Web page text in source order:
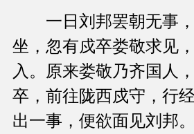
一日刘邦罢朝无事，
坐，忽有戍卒娄敬求见
入。原来娄敬乃齐国人
卒，前往陇西戍守，行
出一事，便欲面见刘邦